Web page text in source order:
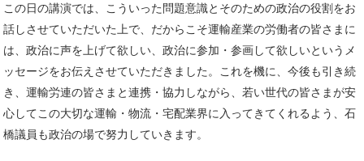
この日の講演では、こういった問題意識とそのための政治の役割をお
話しさせていただいた上で、だからこそ運輸産業の労働者の皆さまに
は、政治に声を上げて欲しい、政治に参加・参画して欲しいというメ
ッセージをお伝えさせていただきました。これを機に、今後も引き続
き、運輸労連の皆さまと連携・協力しながら、若い世代の皆さまが安
心してこの大切な運輸・物流・宅配業界に入ってきてくれるよう、石
橋議員も政治の場で努力していきます。